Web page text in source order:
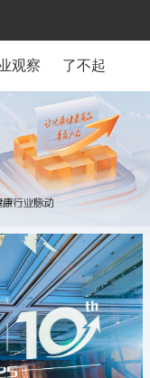
观察 了不起的国货